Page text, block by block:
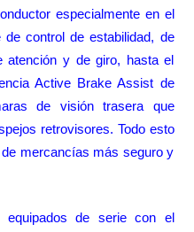
especialmente en el
control de estabilidad, de
atención y de giro, hasta el
Active Brake Assist de
de visión trasera que
retrovisores. Todo esto
mercancías más seguro y
equipados de serie con el